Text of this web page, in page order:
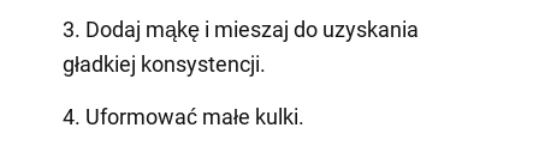
3. Dodaj mąkę i mieszaj do uzyskania
gładkiej konsystencji.
4. Uformować małe kulki.